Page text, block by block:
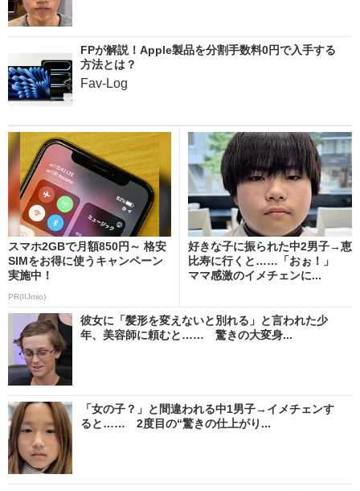
FPが解説！Apple製品を分割手数料0円で入手する
方法とは？
Fav-Log
スマホ2GBで月額850円～ 格安
SIMをお得に使うキャンペーン
実施中！
PR(IIJmio)
好きな子に振られた中2男子→恵
比寿に行くと……「おぉ！」
ママ感激のイメチェンに...
彼女に「髪形を変えないと別れる」と言われた少
年、美容師に頼むと…… 驚きの大変身...
「女の子？」と間違われる中1男子→イメチェンす
ると…… 2度目の“驚きの仕上がり...